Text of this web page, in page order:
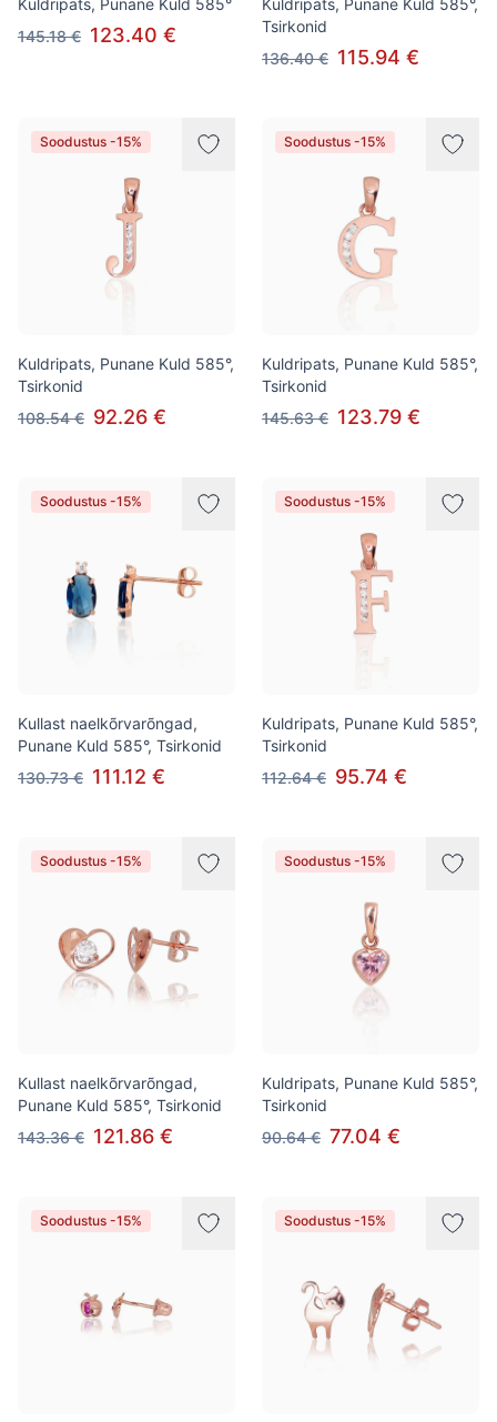
Kuldripats, Punane Kuld 585°
145.18 € 123.40 €
Kuldripats, Punane Kuld 585°,
Tsirkonid
136.40 € 115.94 €
Soodustus -15%
Kuldripats, Punane Kuld 585°,
Tsirkonid
108.54 € 92.26 €
Soodustus -15%
Kuldripats, Punane Kuld 585°,
Tsirkonid
145.63 € 123.79 €
Soodustus -15%
Kullast naelkõrvarõngad,
Punane Kuld 585°, Tsirkonid
130.73 € 111.12 €
Soodustus -15%
Kuldripats, Punane Kuld 585°,
Tsirkonid
112.64 € 95.74 €
Soodustus -15%
Kullast naelkõrvarõngad,
Punane Kuld 585°, Tsirkonid
143.36 € 121.86 €
Soodustus -15%
Kuldripats, Punane Kuld 585°,
Tsirkonid
90.64 € 77.04 €
Soodustus -15% Soodustus -15%